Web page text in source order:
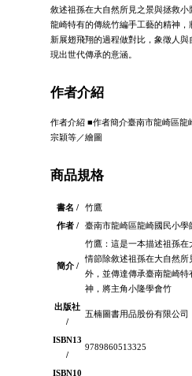
敘述祖孫在大自然所見之景與拯救
龍崎特有的傳統竹編手工藝的精神
新展翅飛翔的過程做對比，象徵人
現出世代傳承的意涵。
作者介紹
作者介紹 ■作者簡介臺南市龍崎區龍
宗穎等／繪圖
商品規格
書名 /
竹鷹
作者 /
臺南市龍崎區龍崎國民小學
簡介 /
竹鷹：這是一本描述祖孫在
情節除敘述祖孫在大自然所
外，並傳達傳承臺南龍崎
神，將主角小隆學會竹
出版社
/
五楠圖書用品股份有限公司
ISBN13
/
9789860513325
ISBN10